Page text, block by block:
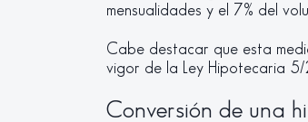
mensualidades y el 7% del
Cabe destacar que esta
vigor de la Ley Hipotecaria
Conversión de una